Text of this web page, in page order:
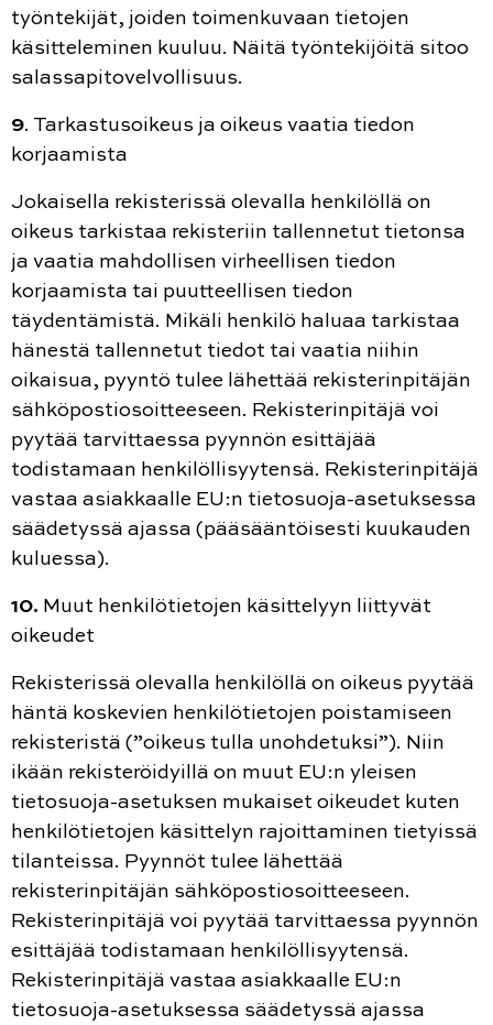
työntekijät, joiden toimenkuvaan tietojen
käsitteleminen kuuluu. Näitä työntekijöitä sitoo
salassapitovelvollisuus.
9. Tarkastusoikeus ja oikeus vaatia tiedon
korjaamista
Jokaisella rekisterissä olevalla henkilöllä on
oikeus tarkistaa rekisteriin tallennetut tietonsa
ja vaatia mahdollisen virheellisen tiedon
korjaamista tai puutteellisen tiedon
täydentämistä. Mikäli henkilö haluaa tarkistaa
hänestä tallennetut tiedot tai vaatia niihin
oikaisua, pyyntö tulee lähettää rekisterinpitäjän
sähköpostiosoitteeseen. Rekisterinpitäjä voi
pyytää tarvittaessa pyynnön esittäjää
todistamaan henkilöllisyytensä. Rekisterinpitäjä
vastaa asiakkaalle EU:n tietosuoja-asetuksessa
säädetyssä ajassa (pääsääntöisesti kuukauden
kuluessa).
10. Muut henkilötietojen käsittelyyn liittyvät
oikeudet
Rekisterissä olevalla henkilöllä on oikeus pyytää
häntä koskevien henkilötietojen poistamiseen
rekisteristä (”oikeus tulla unohdetuksi”). Niin
ikään rekisteröidyillä on muut EU:n yleisen
tietosuoja-asetuksen mukaiset oikeudet kuten
henkilötietojen käsittelyn rajoittaminen tietyissä
tilanteissa. Pyynnöt tulee lähettää
rekisterinpitäjän sähköpostiosoitteeseen.
Rekisterinpitäjä voi pyytää tarvittaessa pyynnön
esittäjää todistamaan henkilöllisyytensä.
Rekisterinpitäjä vastaa asiakkaalle EU:n
tietosuoja-asetuksessa säädetyssä ajassa